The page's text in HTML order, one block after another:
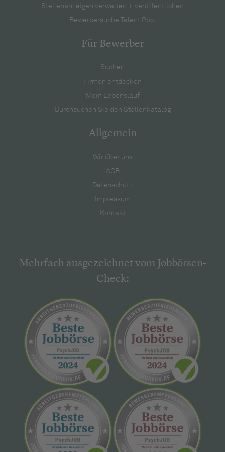
Stellenanzeigen verwalten + veröffentlichen
Bewerbersuche Talent Pool
Für Bewerber
Suchen
Firmen entdecken
Mein Lebenslauf
Durchsuchen Sie den Stellenkatalog
Allgemein
Wir über uns
AGB
Datenschutz
Impressum
Kontakt
Mehrfach ausgezeichnet vom Jobbörsen-
Check: